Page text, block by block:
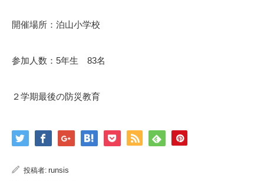
開催場所：泊山小学校
参加人数：5年生 83名
２学期最後の防災教育
投稿者: runsis